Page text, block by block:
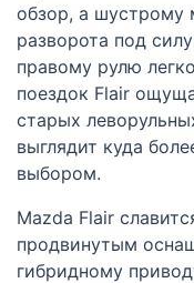
обзор, а шустрому
разворота под
правому рулю
поездок Flair
старых
выглядит куда
выбором.
Mazda Flair
продвинутым
гибридному